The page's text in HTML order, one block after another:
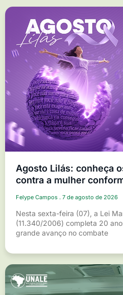
Agosto Lilás: conheça
contra a mulher
Felype Campos 7 de agosto de 2026
Nesta sexta-feira (07), a Lei
(11.340/2006) completa 20
grande avanço no combate